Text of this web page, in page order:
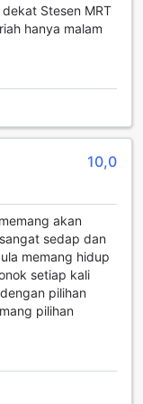
efter
eller
på plats.
säkerställer
av sin hobby
Hotel
erbjuder sina
för att
har en rymlig och
av
och gå som
som föredrar att
många
att
för alla
Stesen MRT
hanya malam
10,0
akan
sedap dan
memang hidup
setiap kali
pilihan
pilihan